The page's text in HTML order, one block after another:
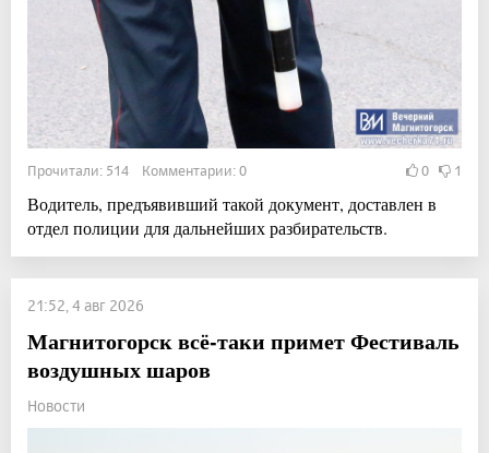
Прочитали: 514 Комментарии: 0 0 1
Водитель, предъявивший такой документ, доставлен в
отдел полиции для дальнейших разбирательств.
21:52, 4 авг 2026
Магнитогорск всё-таки примет Фестиваль
воздушных шаров
Новости